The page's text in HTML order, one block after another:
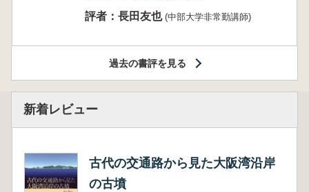
評者：長田友也 (中部大学非常勤講師)
過去の書評を見る
新着レビュー
古代の交通路から見た大阪湾沿岸
の古墳